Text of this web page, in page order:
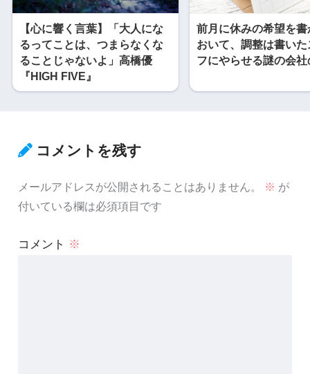
【心に響く言葉】「大人にな
るってことは、つまらなくな
ることじゃないよ」高橋優
『HIGH FIVE』
前月に休みの希望を書
おいて、調整は書いた
フにやらせる謎の会社
コメントを残す
メールアドレスが公開されることはありません。 ※ が
付いている欄は必須項目です
コメント ※